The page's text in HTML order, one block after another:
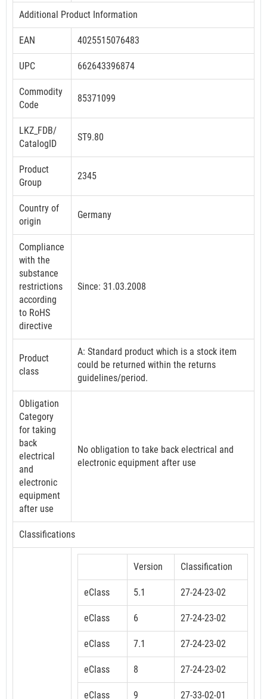
Additional Product Information
EAN 4025515076483
UPC 662643396874
Commodity
Code
85371099
LKZ_FDB/
CatalogID
ST9.80
Product
Group
2345
Country of
origin
Germany
Compliance
with the
substance
restrictions
according
to RoHS
directive
Since: 31.03.2008
Product
class
A: Standard product which is a stock item
could be returned within the returns
guidelines/period.
Obligation
Category
for taking
back
electrical
and
electronic
equipment
after use
No obligation to take back electrical and
electronic equipment after use
Classifications
Version Classification
eClass 5.1 27-24-23-02
eClass 6 27-24-23-02
eClass 7.1 27-24-23-02
eClass 8 27-24-23-02
eClass 9 27-33-02-01